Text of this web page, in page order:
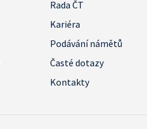
Rada ČT
Kariéra
Podávání námětů
Časté dotazy
Kontakty